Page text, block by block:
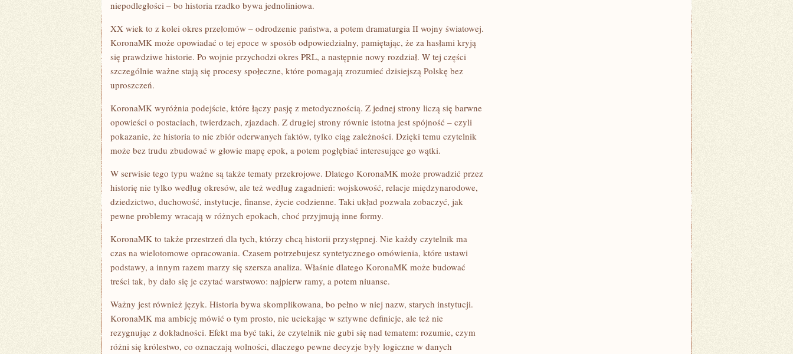
niepodległości – bo historia rzadko bywa jednoliniowa.
XX wiek to z kolei okres przełomów – odrodzenie państwa, a potem dramaturgia II wojny światowej.
KoronaMK może opowiadać o tej epoce w sposób odpowiedzialny, pamiętając, że za hasłami kryją
się prawdziwe historie. Po wojnie przychodzi okres PRL, a następnie nowy rozdział. W tej części
szczególnie ważne stają się procesy społeczne, które pomagają zrozumieć dzisiejszą Polskę bez
uproszczeń.
KoronaMK wyróżnia podejście, które łączy pasję z metodycznością. Z jednej strony liczą się barwne
opowieści o postaciach, twierdzach, zjazdach. Z drugiej strony równie istotna jest spójność – czyli
pokazanie, że historia to nie zbiór oderwanych faktów, tylko ciąg zależności. Dzięki temu czytelnik
może bez trudu zbudować w głowie mapę epok, a potem pogłębiać interesujące go wątki.
W serwisie tego typu ważne są także tematy przekrojowe. Dlatego KoronaMK może prowadzić przez
historię nie tylko według okresów, ale też według zagadnień: wojskowość, relacje międzynarodowe,
dziedzictwo, duchowość, instytucje, finanse, życie codzienne. Taki układ pozwala zobaczyć, jak
pewne problemy wracają w różnych epokach, choć przyjmują inne formy.
KoronaMK to także przestrzeń dla tych, którzy chcą historii przystępnej. Nie każdy czytelnik ma
czas na wielotomowe opracowania. Czasem potrzebujesz syntetycznego omówienia, które ustawi
podstawy, a innym razem marzy się szersza analiza. Właśnie dlatego KoronaMK może budować
treści tak, by dało się je czytać warstwowo: najpierw ramy, a potem niuanse.
Ważny jest również język. Historia bywa skomplikowana, bo pełno w niej nazw, starych instytucji.
KoronaMK ma ambicję mówić o tym prosto, nie uciekając w sztywne definicje, ale też nie
rezygnując z dokładności. Efekt ma być taki, że czytelnik nie gubi się nad tematem: rozumie, czym
różni się królestwo, co oznaczają wolności, dlaczego pewne decyzje były logiczne w danych